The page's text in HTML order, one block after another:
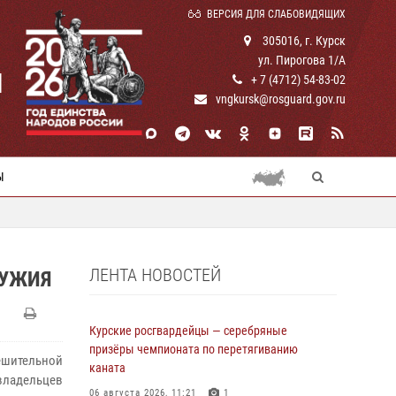
ВЕРСИЯ ДЛЯ СЛАБОВИДЯЩИХ
305016, г. Курск
ул. Пирогова 1/А
+ 7 (4712) 54-83-02
vngkursk@rosguard.gov.ru
ЛЕНТА НОВОСТЕЙ
Курские росгвардейцы — серебряные
призёры чемпионата по перетягиванию
каната
06 августа 2026, 11:21 1